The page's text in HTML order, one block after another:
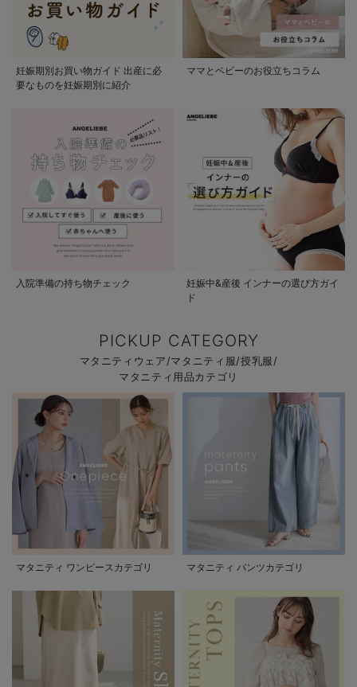
妊娠期別お買い物ガイド 出産に必
要なものを妊娠期別に紹介
ママとベビーのお役立ちコラム
入院準備の持ち物チェック
妊娠中&産後 インナーの選び方ガイ
ド
PICKUP CATEGORY
マタニティウェア/マタニティ服/授乳服/
マタニティ用品カテゴリ
マタニティ ワンピースカテゴリ マタニティ パンツカテゴリ